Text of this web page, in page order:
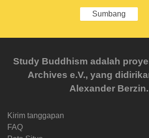
Sumbang
Study Buddhism adalah
Archives e.V., yang
Alexander Berzin.
Kirim tanggapan
FAQ